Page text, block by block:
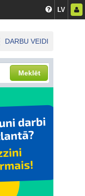
LV
DARBU VEIDI
Meklēt